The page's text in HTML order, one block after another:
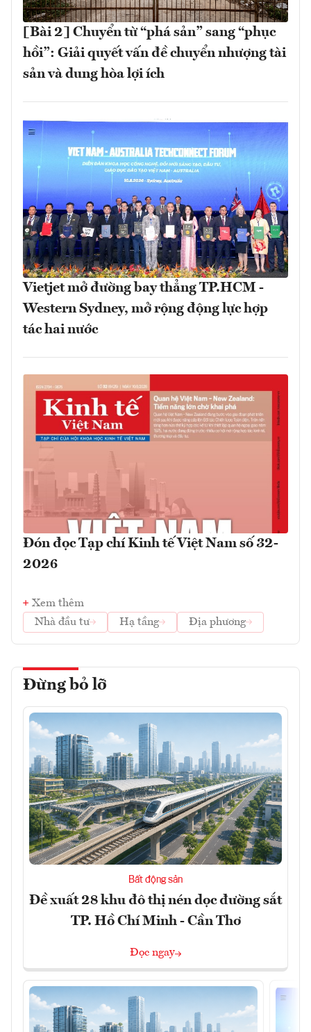
[Bài 2] Chuyển từ “phá sản” sang “phục
hồi”: Giải quyết vấn đề chuyển nhượng tài
sản và dung hòa lợi ích
Vietjet mở đường bay thẳng TP.HCM -
Western Sydney, mở rộng động lực hợp
tác hai nước
Đón đọc Tạp chí Kinh tế Việt Nam số 32-
2026
Xem thêm
Nhà đầu tư
Hạ tầng Địa phương
Đừng bỏ lỡ
Bất động sản
Đề xuất 28 khu đô thị nén dọc đường sắt
TP. Hồ Chí Minh - Cần Thơ
Đọc ngay